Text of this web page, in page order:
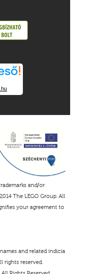
and/or
The LEGO Group. All
your agreement to
and related indicia
rights reserved.